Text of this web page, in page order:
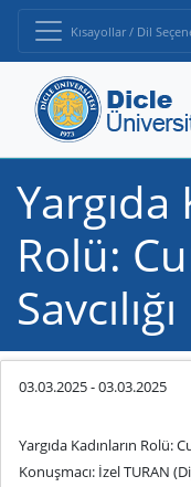
Kısayollar / Dil
Yargıda
Rolü:
Savcılığı
03.03.2025-03.03.2025
Yargıda Kadınların Rolü:
Konuşmacı: İzel TURAN